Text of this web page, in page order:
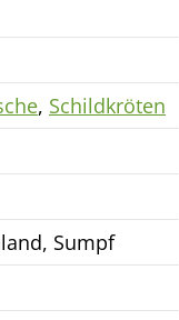
, Schildkröten
Sumpf